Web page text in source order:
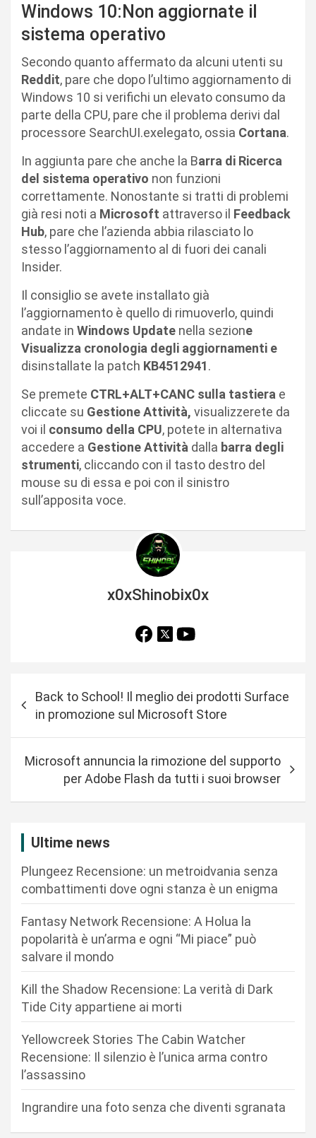
Windows 10:Non aggiornate il
sistema operativo
Secondo quanto affermato da alcuni utenti su
Reddit, pare che dopo l’ultimo aggiornamento di
Windows 10 si verifichi un elevato consumo da
parte della CPU, pare che il problema derivi dal
processore SearchUI.exelegato, ossia Cortana.
In aggiunta pare che anche la Barra di Ricerca
del sistema operativo non funzioni
correttamente. Nonostante si tratti di problemi
già resi noti a Microsoft attraverso il Feedback
Hub, pare che l’azienda abbia rilasciato lo
stesso l’aggiornamento al di fuori dei canali
Insider.
Il consiglio se avete installato già
l’aggiornamento è quello di rimuoverlo, quindi
andate in Windows Update nella sezione
Visualizza cronologia degli aggiornamenti e
disinstallate la patch KB4512941.
Se premete CTRL+ALT+CANC sulla tastiera e
cliccate su Gestione Attività, visualizzerete da
voi il consumo della CPU, potete in alternativa
accedere a Gestione Attività dalla barra degli
strumenti, cliccando con il tasto destro del
mouse su di essa e poi con il sinistro
sull’apposita voce.
x0xShinobix0x
a
Back to School! Il meglio dei prodotti Surface
in promozione sul Microsoft Store
Microsoft annuncia la rimozione del supporto
per Adobe Flash da tutti i suoi browser
Ultime news
Plungeez Recensione: un metroidvania senza
combattimenti dove ogni stanza è un enigma
Fantasy Network Recensione: A Holua la
popolarità è un’arma e ogni “Mi piace” può
salvare il mondo
Kill the Shadow Recensione: La verità di Dark
Tide City appartiene ai morti
Yellowcreek Stories The Cabin Watcher
Recensione: Il silenzio è l’unica arma contro
l’assassino
Ingrandire una foto senza che diventi sgranata